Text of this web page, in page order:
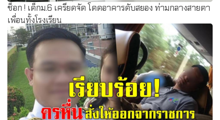
ช็อก ! เด็กม.6 เครียดจัด โดดอาคารดับสยอง ท่ามกลางสายตา
เพื่อนทั้งโรงเรียน